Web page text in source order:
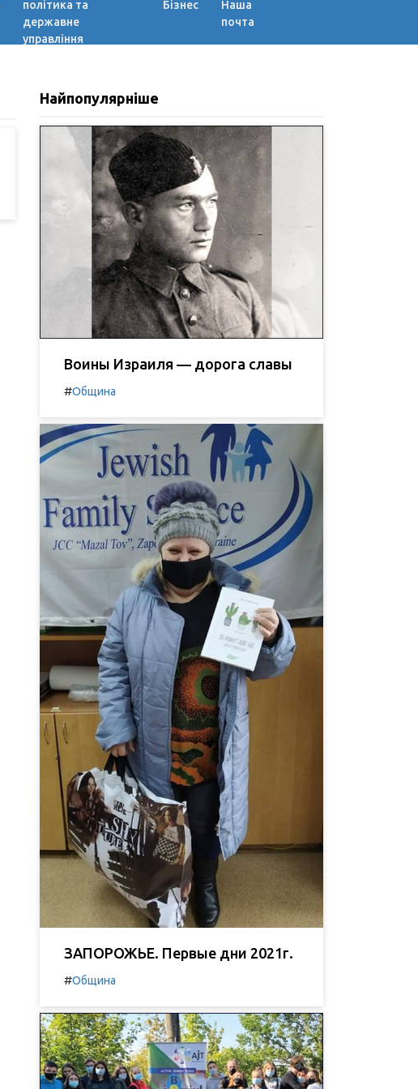
політика та
державне
управління
Бізнес
Наша
почта
Найпопулярніше
Воины Израиля — дорога славы
#Община
ЗАПОРОЖЬЕ. Первые дни 2021г.
#Община